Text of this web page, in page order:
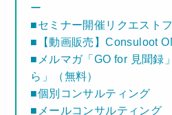
ー
■セミナー開催リクエスト
■【動画販売】Consuloot
■メルマガ「GO for 見聞録
ら」（無料）
■個別コンサルティング
■メールコンサルティング